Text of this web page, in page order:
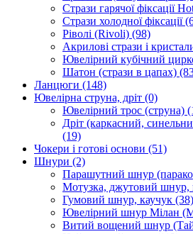
Стрази гарячої фіксації
Стрази холодної фіксації
Ріволі (Rivoli) (98)
Акрилові стрази і
Ювелірний кубічний
Шатон (стрази в цапах)
Ланцюги (148)
Ювелірна струна, дріт (0)
Ювелірний трос (струна)
Дріт (каркасний,
(19)
Чокери і готові основи (51)
Шнури (2)
Парашутний шнур
Мотузка, джутовий шнур,
Гумовий шнур, каучук (38)
Ювелірний шнур Мілан
Витий вощений шнур